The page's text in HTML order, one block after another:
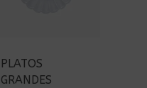
PLATOS
GRANDES